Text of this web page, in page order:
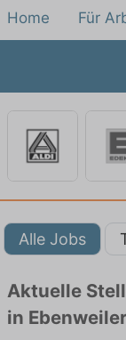
Home Für
Alle Jobs
Aktuelle
in